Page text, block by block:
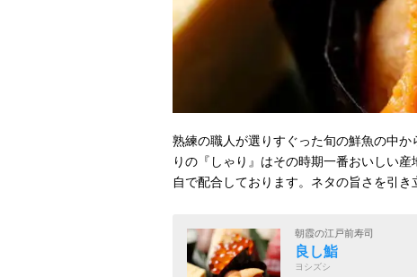
熟練の職人が選りすぐった旬の鮮魚の中
りの『しゃり』はその時期一番おいしい
自で配合しております。ネタの旨さを引
朝霞の江戸前寿司
良し鮨
ヨシズシ